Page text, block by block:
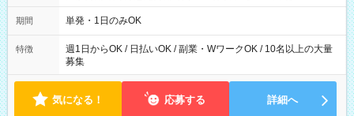
～21：00
期間 単発・1日のみOK
特徴
週1日からOK / 日払いOK / 副業・WワークOK / 10名以上の大量
募集
気になる！ 応募する 詳細へ